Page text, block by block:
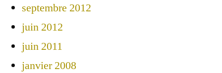
septembre 2012
juin 2012
juin 2011
janvier 2008